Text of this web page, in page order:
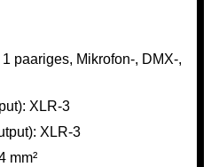
paariges, Mikrofon-, DMX-,
XLR-3
XLR-3
mm²